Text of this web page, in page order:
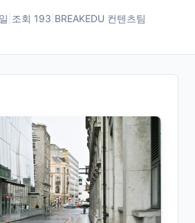
조회 193 BREAKEDU 컨텐츠팀